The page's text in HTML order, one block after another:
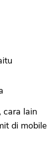
cara lain
di mobile